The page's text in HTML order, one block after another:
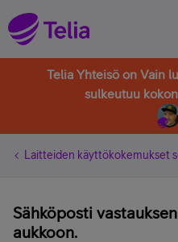
Telia Yhteisö on Vain
sulkeutuu
Laitteiden käyttökokemukset
Sähköposti
aukkoon.